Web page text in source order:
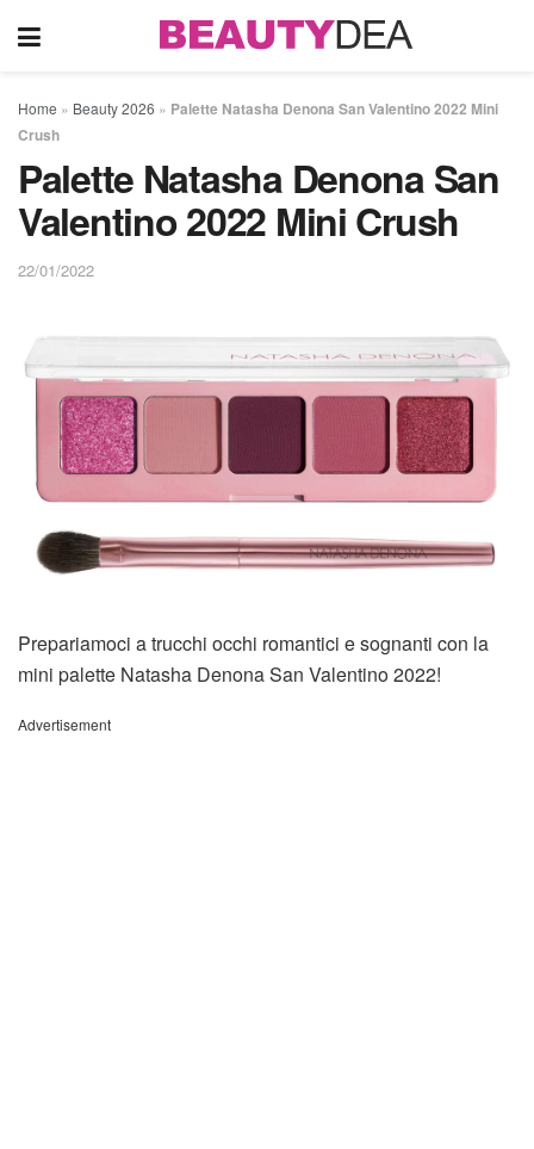
Home » Beauty 2026 » Palette Natasha Denona San Valentino 2022 Mini
Crush
Palette Natasha Denona San
Valentino 2022 Mini Crush
22/01/2022
Prepariamoci a trucchi occhi romantici e sognanti con la
mini palette Natasha Denona San Valentino 2022!
Advertisement